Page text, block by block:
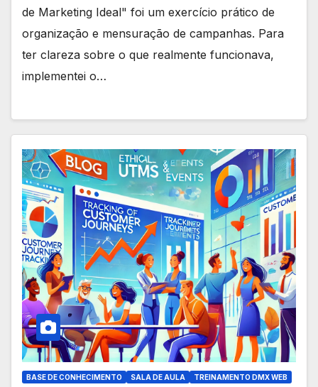
de Marketing Ideal" foi um exercício prático de
organização e mensuração de campanhas. Para
ter clareza sobre o que realmente funcionava,
implementei o…
BASE DE CONHECIMENTO SALA DE AULA TREINAMENTO DMX WEB